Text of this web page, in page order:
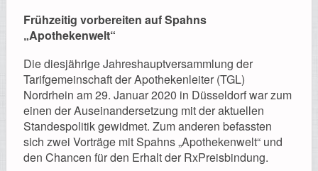
Frühzeitig vorbereiten auf Spahns
„Apothekenwelt“
Die diesjährige Jahreshauptversammlung der
Tarifgemeinschaft der Apothekenleiter (TGL)
Nordrhein am 29. Januar 2020 in Düsseldorf war zum
einen der Auseinandersetzung mit der aktuellen
Standespolitik gewidmet. Zum anderen befassten
sich zwei Vorträge mit Spahns „Apothekenwelt“ und
den Chancen für den Erhalt der Rx­Preisbindung.